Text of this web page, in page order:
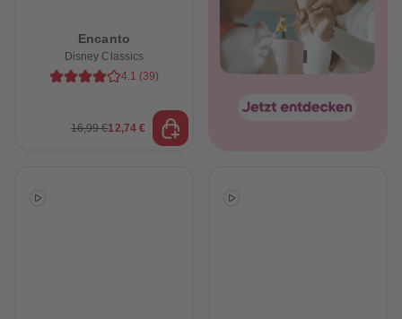
Encanto
Disney Classics
4.1 (39)
16,99 €12,74 €